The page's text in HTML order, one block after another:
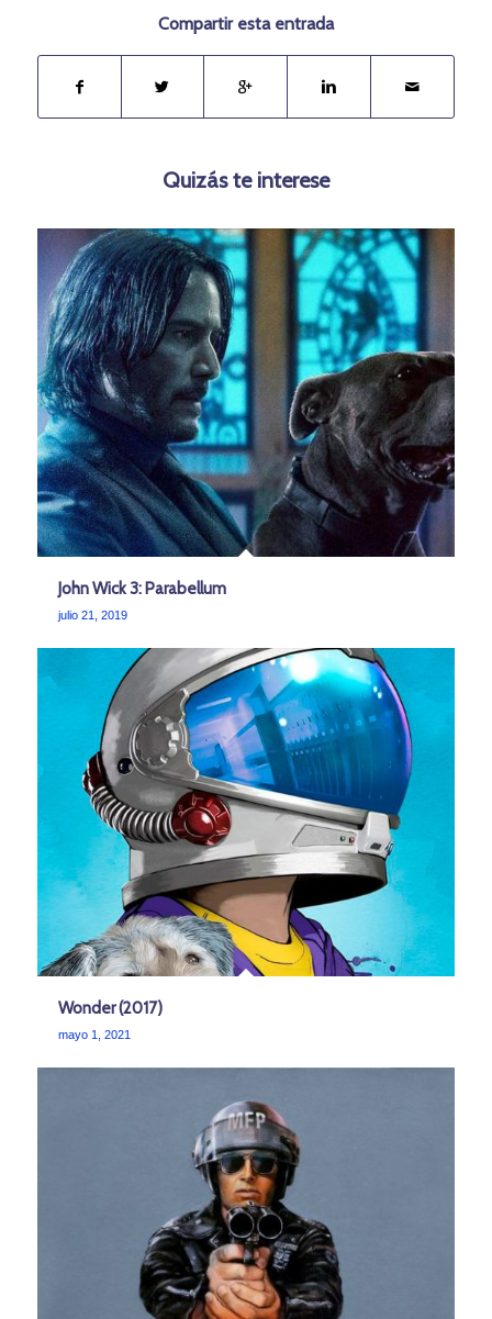
Compartir esta entrada
Quizás te interese
John Wick 3: Parabellum
julio 21, 2019
Wonder (2017)
mayo 1, 2021